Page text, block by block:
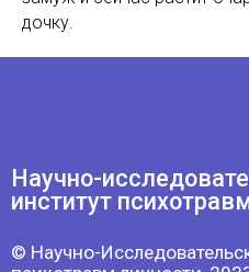
дочку.
Обучение на психолога
Выездные семинары
Вебинары и онлайн проекты
психотравм личности, 2023
Россия, г. Санкт-Петербург,